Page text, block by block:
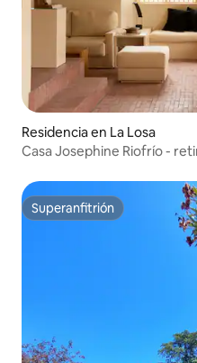
Residencia en La Losa
Casa Josephine Riofrío -
Superanfitrión
Superanfitrión